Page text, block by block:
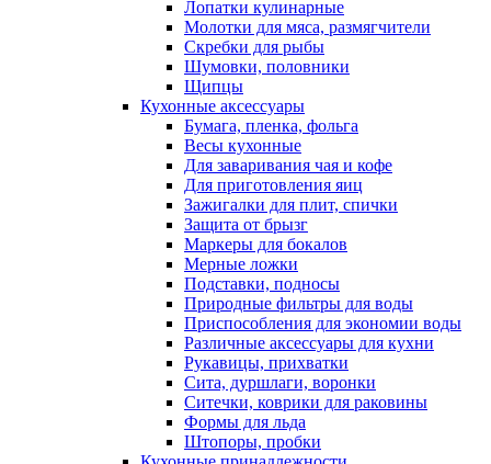
Лопатки кулинарные
Молотки для мяса, размягчители
Скребки для рыбы
Шумовки, половники
Щипцы
Кухонные аксессуары
Бумага, пленка, фольга
Весы кухонные
Для заваривания чая и кофе
Для приготовления яиц
Зажигалки для плит, спички
Защита от брызг
Маркеры для бокалов
Мерные ложки
Подставки, подносы
Природные фильтры для воды
Приспособления для экономии воды
Различные аксессуары для кухни
Рукавицы, прихватки
Сита, дуршлаги, воронки
Ситечки, коврики для раковины
Формы для льда
Штопоры, пробки